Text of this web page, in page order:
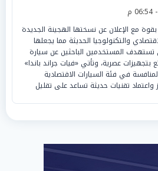
بقوة مع الإعلان عن نسختها الهجينة الجديدة
والتكنولوجيا الحديثة مما يجعلها
تستهدف المستخدمين الباحثين عن سيارة
عصرية، وتأتي «فيات جراند باندا»
في فئة السيارات الاقتصادية
تقنيات حديثة تساعد على تقليل